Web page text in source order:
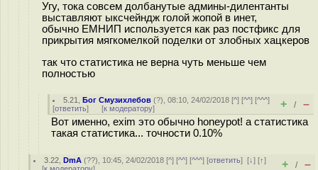
Угу, тока совсем долбанутые админы-дилентанты
выставляют ыксчейндж голой жопой в инет,
обычно ЕМНИП используется как раз постфикс для
прикрытия мягкомелкой поделки от злобных хацкеров
так что статистика не верна чуть меньше чем
полностью
5.21 ,Бог Смузихлебов (?), 08:10, 24/02/2018 [^] [^^] [^^^]
[ответить] [к модератору] + / –
Вот именно, exim это обычно honeypot! а статистика
такая статистика... точности 0.10%
3.22 ,DmA (??), 10:45, 24/02/2018 [^] [^^] [^^^] [ответить][↓] [↑]
+ / –